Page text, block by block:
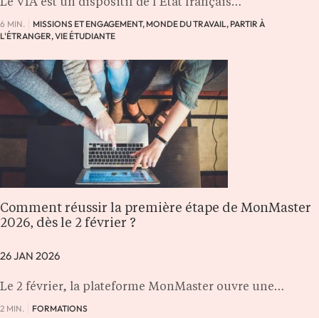
Le VIA est un dispositif de l’État français…
6 MIN.
MISSIONS ET ENGAGEMENT, MONDE DU TRAVAIL, PARTIR À
L'ÉTRANGER, VIE ÉTUDIANTE
Comment réussir la première étape de MonMaster
2026, dès le 2 février ?
26 JAN 2026
Le 2 février, la plateforme MonMaster ouvre une…
2 MIN. FORMATIONS